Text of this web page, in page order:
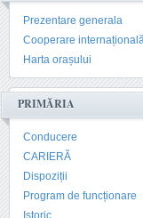
Prezentare generala
Cooperare
Harta orașului
PRIMĂRIA
Conducere
CARIERĂ
Dispoziții
Program de funcționare
Istoric